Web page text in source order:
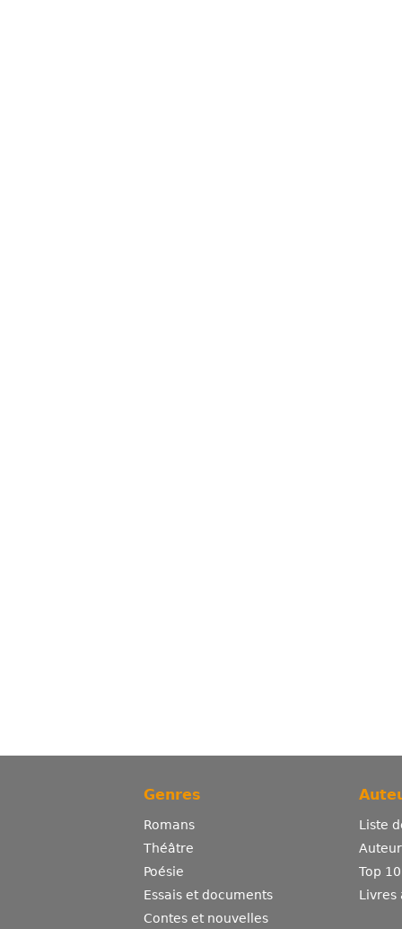
Genres
Romans
Théâtre
Poésie
Essais et documents
Contes et nouvelles
Liste
Top
Livres